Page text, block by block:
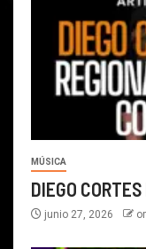
MÚSICA
DIEGO
junio 27, 2026